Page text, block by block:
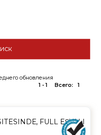
обновления
1 - 1
Всего: 1
FULL EŞYALI